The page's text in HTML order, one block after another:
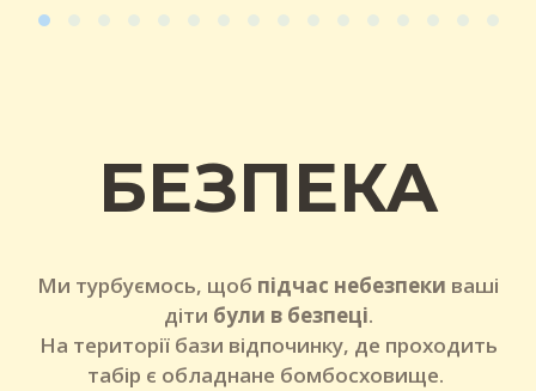
БЕЗПЕКА
Ми турбуємось, щоб підчас небезпеки ваші
діти були в безпеці.
На території бази відпочинку, де проходить
табір є обладнане бомбосховище.